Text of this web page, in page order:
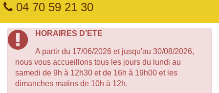
04 70 59 21 30
HORAIRES D'ETE
A partir du 17/06/2026 et jusqu'au 30/08/2026,
nous vous accueillons tous les jours du lundi au
samedi de 9h à 12h30 et de 16h à 19h00 et les
dimanches matins de 10h à 12h.